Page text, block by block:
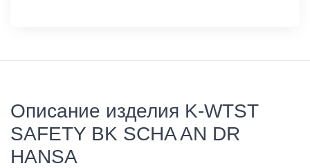
Описание изделия K-WTST
SAFETY BK SCHA AN DR
HANSA